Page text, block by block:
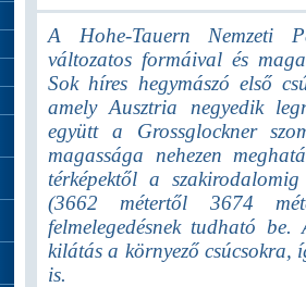
A Hohe-Tauern Nemzeti
változatos formáival és
Sok híres hegymászó első
amely Ausztria negyedik
együtt a Grossglockner
magassága nehezen
térképektől a
(3662 métertől 3674
felmelegedésnek tudható
kilátás a környező csúcsokra,
is.